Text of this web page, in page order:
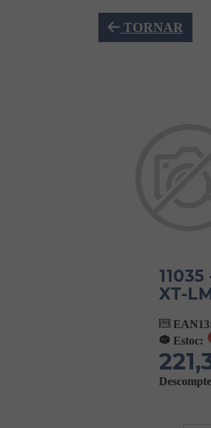
TORNAR
XT-
Estoc: